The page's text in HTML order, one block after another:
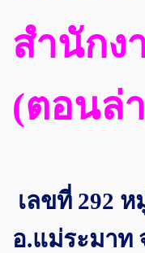
สำนักง
(ตอนล่
เลขที่ 292 ห
อ.แม่ระมาท